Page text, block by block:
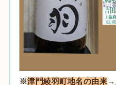
※津門綾羽町地名の由来→